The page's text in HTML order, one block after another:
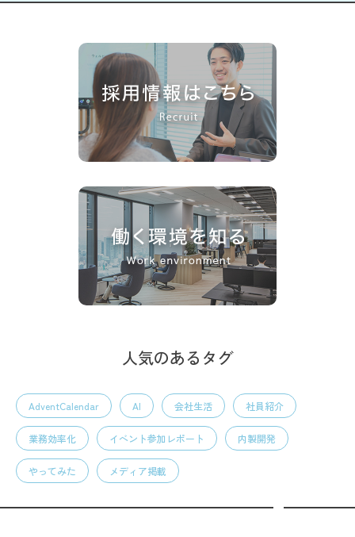
人気のあるタグ
AdventCalendar AI 会社生活 社員紹介
業務効率化 イベント参加レポート 内製開発
やってみた メディア掲載